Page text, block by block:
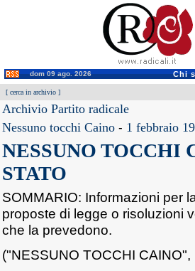
dom 09 ago. 2026 Chi
[ cerca in archivio ]
Archivio Partito radicale
Nessuno tocchi Caino - 1 febbraio
NESSUNO TOCCHI
STATO
SOMMARIO: Informazioni per
proposte di legge o risoluzioni
che la prevedono.
("NESSUNO TOCCHI